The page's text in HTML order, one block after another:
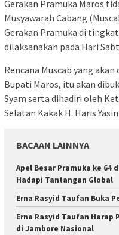
Gerakan Pramuka Maros
Musyawarah Cabang
Gerakan Pramuka di
dilaksanakan pada Hari
Rencana Muscab yang
Bupati Maros, itu akan
Syam serta dihadiri oleh
Selatan Kakak H. Haris
BACAAN LAINNYA
Apel Besar Pramuka ke 64
Hadapi Tantangan Global
Erna Rasyid Taufan Buka
Erna Rasyid Taufan Harap
di Jambore Nasional